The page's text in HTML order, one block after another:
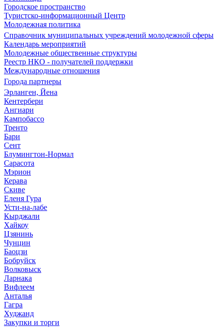
Городское пространство
Туристско-информационный Центр
Молодежная политика
Справочник муниципальных учреждений молодежной сферы
Календарь мероприятий
Молодежные общественные структуры
Реестр НКО - получателей поддержки
Международные отношения
Города партнеры
Эрланген, Йена
Кентербери
Ангиари
Кампобассо
Тренто
Бари
Сент
Блумингтон-Нормал
Сарасота
Мэрион
Керава
Скиве
Еленя Гура
Усти-на-лабе
Кырджали
Хайкоу
Цзянинь
Чунцин
Баоцзи
Бобруйск
Волковыск
Ларнака
Вифлеем
Анталья
Гагра
Худжанд
Закупки и торги